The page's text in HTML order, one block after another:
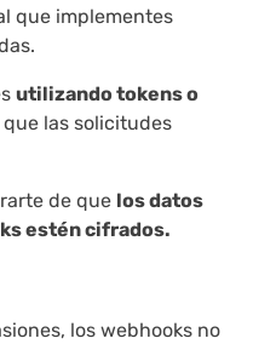
que implementes
utilizando tokens o
las solicitudes
de que los datos
estén cifrados.
los webhooks no